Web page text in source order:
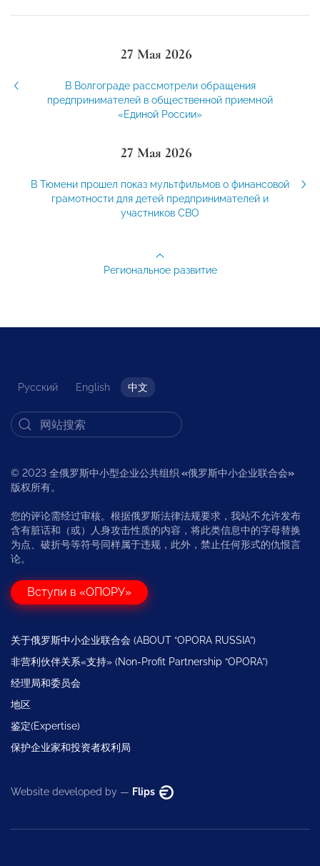
27 Мая 2026
В Волгограде рассмотрели обращения
предпринимателей в общественной приемной
«Единой России»
27 Мая 2026
В Тюмени прошел показ мультфильмов о финансовой
грамотности для детей предпринимателей и
участников СВО
Региональное развитие
Русский English 中文
© 2023 全俄罗斯中小型企业公共组织 «俄罗斯中小企业联合会»
版权所有。
您的评论需经过审核。根据俄罗斯法律法规要求，我站不允许发布
含有脏话和（或）人身攻击性质的内容，将此类信息中的字母替换
为点、破折号等符号同样属于违规，此外，禁止任何形式的仇恨言
论。
Вступи в «ОПОРУ»
关于俄罗斯中小企业联合会 (ABOUT “OPORA RUSSIA”)
非营利伙伴关系«支持» (Non-Profit Partnership “OPORA”)
经理局和委员会
地区
鉴定(Expertise)
保护企业家和投资者权利局
Website developed by — Flips